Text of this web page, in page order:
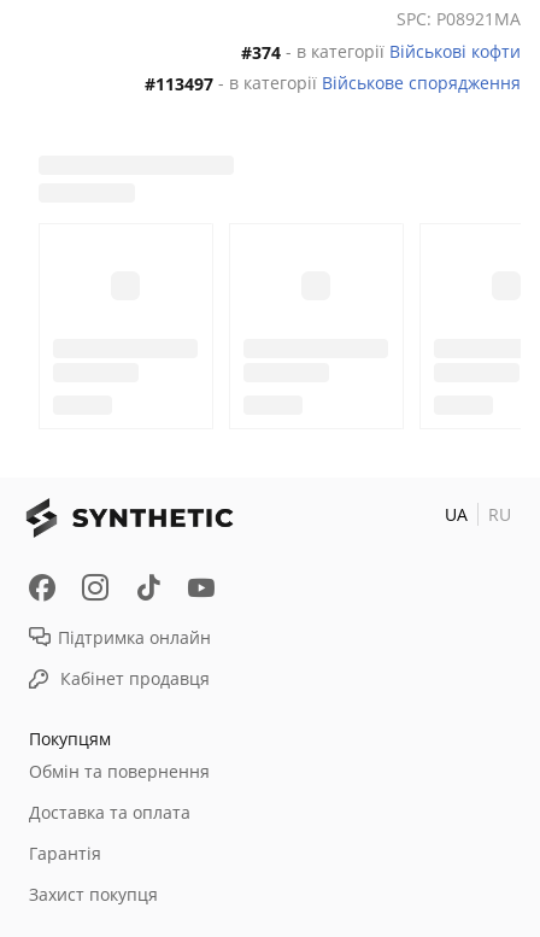
SPC: P08921MA
#374 - в категорії Військові кофти
#113497 - в категорії Військове спорядження
Покупцям
Обмін та повернення
Доставка та оплата
Гарантія
Захист покупця
Підтримка онлайн
Кабінет продавця
UA RU